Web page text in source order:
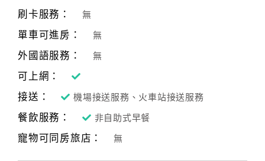
刷卡服務： 無
單車可進房： 無
外國語服務： 無
可上網：
接送：
機場接送服務、火車站接送服務
餐飲服務： 非自助式早餐
寵物可同房旅店： 無